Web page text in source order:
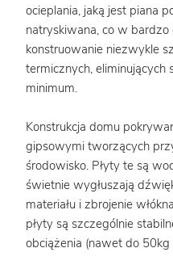
ocieplania, jaką jest piana
natryskiwana, co w
konstruowanie niezwykle
termicznych,
minimum.
Konstrukcja domu
gipsowymi tworzących
środowisko. Płyty te są
świetnie wygłuszają
materiału i zbrojenie
płyty są szczególnie
obciążenia (nawet do 50kg